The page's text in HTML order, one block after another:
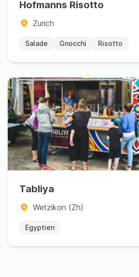
Hofmanns Risotto
Zurich
Salade Gnocchi Risotto
Tabliya
Wetzikon (Zh)
Egyptien